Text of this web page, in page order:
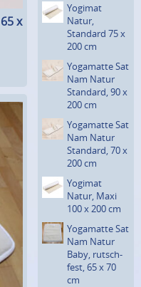
x
Yogimat
Natur,
Standard 75 x
200 cm
Yogamatte Sat
Nam Natur
Standard, 90 x
200 cm
Yogamatte Sat
Nam Natur
Standard, 70 x
200 cm
Yogimat
Natur, Maxi
100 x 200 cm
Yogamatte Sat
Nam Natur
Baby, rutsch­
fest, 65 x 70
cm